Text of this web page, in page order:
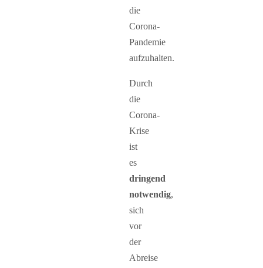
die
Corona-
Pandemie
aufzuhalten.
Durch
die
Corona-
Krise
ist
es
dringend
notwendig,
sich
vor
der
Abreise